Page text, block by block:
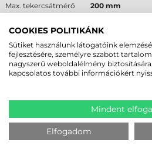
Max. tekercsátmérő
200 mm
Interfész
USB
FELHASZNÁLÁSI
NEM EZ A MEGFELELŐ
és a raktározás. Kiválóan teljesít elosztó
terhelés meghaladja az asztali
a legnagyobb ipari gépek
kereskedelemben is megállja a helyét ott,
címkézés alapkövetelmény.
COOKIES POLITIKÁNK
Sütiket használunk látogatóink
fejlesztésére, személyre szabott
nagyszerű weboldalélmény
kapcsolatos további információkért
Mindent
Elfogadom